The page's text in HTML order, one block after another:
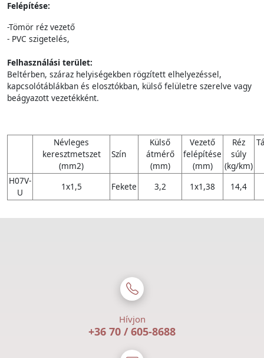
Felépítése:
-Tömör réz vezető
- PVC szigetelés,
Felhasználási terület:
Beltérben, száraz helyiségekben rögzített elhelyezéssel,
kapcsolótáblákban és elosztókban, külső felületre szerelve vagy
beágyazott vezetékként.
Névleges
keresztmetszet
(mm2)
Szín
Külső
átmérő
(mm)
Vezető
felépítése
(mm)
Réz
súly
(kg/km)
H07V-
U
1x1,5 Fekete 3,2 1x1,38 14,4
Hívjon
+36 70 / 605-8688